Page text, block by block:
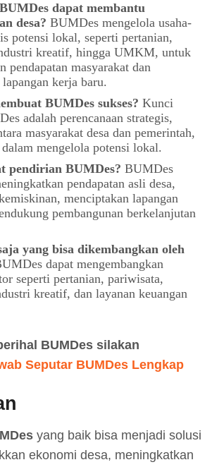
dapat membantu
desa? BUMDes mengelola usaha-
potensi lokal, seperti pertanian,
kreatif, hingga UMKM, untuk
pendapatan masyarakat dan
kerja baru.
BUMDes sukses? Kunci
adalah perencanaan strategis,
masyarakat desa dan pemerintah,
mengelola potensi lokal.
pendirian BUMDes? BUMDes
pendapatan asli desa,
menciptakan lapangan
pembangunan berkelanjutan
yang bisa dikembangkan oleh
dapat mengembangkan
seperti pertanian, pariwisata,
kreatif, dan layanan keuangan
BUMDes silakan
Seputar BUMDes Lengkap
yang baik bisa menjadi solusi
ekonomi desa, meningkatkan